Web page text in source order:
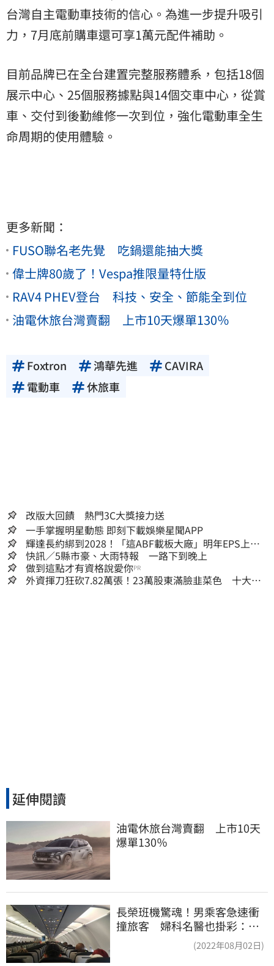
台灣自主電動車技術的信心。為進一步提升吸引
力，7月底前購車還可享1萬元配件補助。
目前品牌已在全台建置完整服務體系，包括18個
展示中心、25個服務據點與14個交車中心，從賞
車、交付到後勤維修一次到位，強化電動車全生
命周期的使用體驗。
更多新聞：
FUSO聯名老先覺 吃鍋還能抽大獎
偉士牌80歲了！Vespa推限量特仕版
RAV4 PHEV登台 科技、安全、節能全到位
油電休旅台灣賣翻 上市10天爆單130％
Foxtron 鴻華先進
CAVIRA
電動車
休旅車
改版大回饋 熱門3C大獎接力送
一手掌握明星動態 即刻下載娛樂星聞APP
輝達長約綁到2028！「這ABF載板大廠」明年EPS上看
22元 目標價至1000元
快訊／5縣市豪、大雨特報 一路下到晚上
做到這點才有資格說愛你PR
外資揮刀狂砍7.82萬張！23萬股東滿臉韭菜色 十大賣
延伸閱讀
油電休旅台灣賣翻　上市10天
爆單130％
長榮班機驚魂！男乘客急速衝
撞旅客 婦科名醫也掛彩：全
(2022年08月02日)